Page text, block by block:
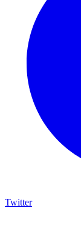
Twitter